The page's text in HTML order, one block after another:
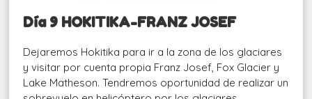
Día 9 HOKITIKA-FRANZ JOSEF
Dejaremos Hokitika para ir a la zona de los glaciares
y visitar por cuenta propia Franz Josef, Fox Glacier y
Lake Matheson. Tendremos oportunidad de realizar un